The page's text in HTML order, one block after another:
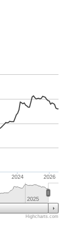
2024 2026
2025
Highcharts.com